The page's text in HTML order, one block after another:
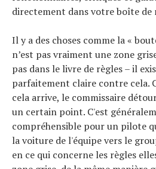
directement dans votre boîte de
Il y a des choses comme la «
n’est pas vraiment une zone
pas dans le livre de règles – il
parfaitement claire contre cela.
cela arrive, le commissaire
un certain point. C'est
compréhensible pour un pilote
la voiture de l'équipe vers le
en ce qui concerne les règles